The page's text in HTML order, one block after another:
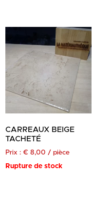
CARREAUX BEIGE
TACHETÉ
Prix : € 8,00 / pièce
Rupture de stock